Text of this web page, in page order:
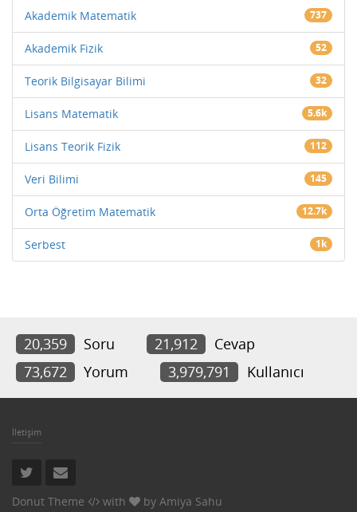
Akademik Matematik 737
Akademik Fizik 52
Teorik Bilgisayar Bilimi 32
Lisans Matematik 5.6k
Lisans Teorik Fizik 112
Veri Bilimi 145
Orta Öğretim Matematik 12.7k
Serbest 1k
20,359 Soru 21,912
Cevap
73,672
Yorum 3,979,791 Kullanıcı
İletişim
Donut Theme with by Amiya Sahu